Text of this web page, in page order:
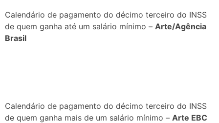
Calendário de pagamento do décimo terceiro do INSS
de quem ganha até um salário mínimo – Arte/Agência
Brasil
Calendário de pagamento do décimo terceiro do INSS
de quem ganha mais de um salário mínimo – Arte EBC